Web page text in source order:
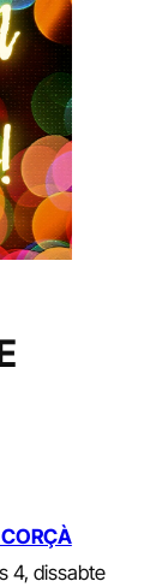
4, dissabte